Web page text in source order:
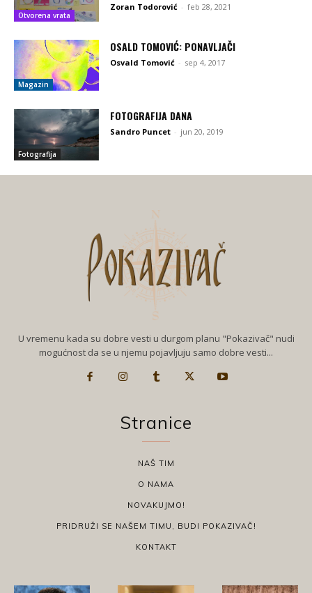
Otvorena vrata
Zoran Todorović - feb 28, 2021
Magazin
OSALD TOMOVIĆ: PONAVLJAČI
Osvald Tomović - sep 4, 2017
Fotografija
FOTOGRAFIJA DANA
Sandro Puncet - jun 20, 2019
U vremenu kada su dobre vesti u durgom planu "Pokazivač" nudi
mogućnost da se u njemu pojavljuju samo dobre vesti...
Stranice
NAŠ TIM
O NAMA
NOVAKUJMO!
PRIDRUŽI SE NAŠEM TIMU, BUDI POKAZIVAČ!
KONTAKT